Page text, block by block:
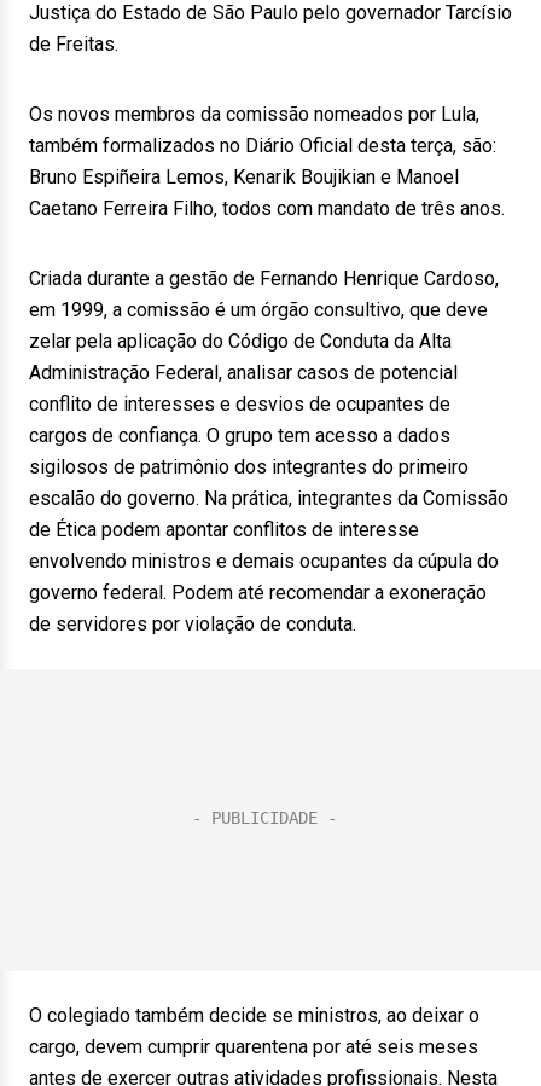
Justiça do Estado de São Paulo pelo governador Tarcísio
de Freitas.
Os novos membros da comissão nomeados por Lula,
também formalizados no Diário Oficial desta terça, são:
Bruno Espiñeira Lemos, Kenarik Boujikian e Manoel
Caetano Ferreira Filho, todos com mandato de três anos.
Criada durante a gestão de Fernando Henrique Cardoso,
em 1999, a comissão é um órgão consultivo, que deve
zelar pela aplicação do Código de Conduta da Alta
Administração Federal, analisar casos de potencial
conflito de interesses e desvios de ocupantes de
cargos de confiança. O grupo tem acesso a dados
sigilosos de patrimônio dos integrantes do primeiro
escalão do governo. Na prática, integrantes da Comissão
de Ética podem apontar conflitos de interesse
envolvendo ministros e demais ocupantes da cúpula do
governo federal. Podem até recomendar a exoneração
de servidores por violação de conduta.
O colegiado também decide se ministros, ao deixar o
cargo, devem cumprir quarentena por até seis meses
antes de exercer outras atividades profissionais. Nesta